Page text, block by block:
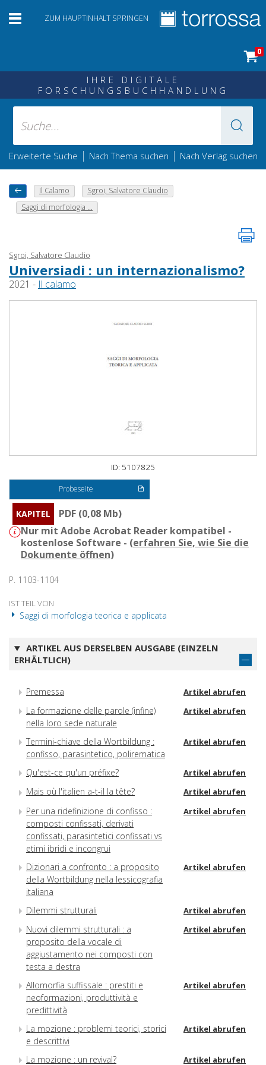
ZUM HAUPTINHALT SPRINGEN
0
IHRE DIGITALE
FORSCHUNGSBUCHHANDLUNG
Erweiterte Suche | Nach Thema suchen | Nach Verlag suchen
Il Calamo
Sgroi, Salvatore Claudio
Saggi di morfologia ...
Sgroi, Salvatore Claudio
Universiadi : un internazionalismo?
2021 - Il calamo
ID: 5107825
Probeseite
KAPITEL
PDF (0,08 Mb)
Nur mit Adobe Acrobat Reader kompatibel -
kostenlose Software - (erfahren Sie, wie Sie die
Dokumente öffnen)
P. 1103-1104
IST TEIL VON
Saggi di morfologia teorica e applicata
ARTIKEL AUS DERSELBEN AUSGABE (EINZELN
ERHÄLTLICH)
Premessa Artikel abrufen
La formazione delle parole (infine)
nella loro sede naturale
Artikel abrufen
Termini-chiave della Wortbildung :
confisso, parasintetico, polirematica
Artikel abrufen
Qu'est-ce qu'un préfixe? Artikel abrufen
Mais où l'italien a-t-il la tête? Artikel abrufen
Per una ridefinizione di confisso :
composti confissati, derivati
confissati, parasintetici confissati vs
etimi ibridi e incongrui
Artikel abrufen
Dizionari a confronto : a proposito
della Wortbildung nella lessicografia
italiana
Artikel abrufen
Dilemmi strutturali Artikel abrufen
Nuovi dilemmi strutturali : a
proposito della vocale di
aggiustamento nei composti con
testa a destra
Artikel abrufen
Allomorfia suffissale : prestiti e
neoformazioni, produttività e
predittività
Artikel abrufen
La mozione : problemi teorici, storici
e descrittivi
Artikel abrufen
La mozione : un revival? Artikel abrufen